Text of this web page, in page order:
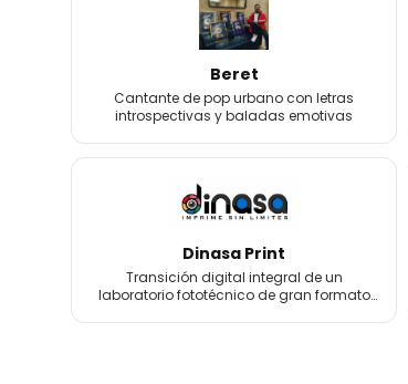
Beret
Cantante de pop urbano con letras
introspectivas y baladas emotivas
Dinasa Print
Transición digital integral de un
laboratorio fototécnico de gran formato